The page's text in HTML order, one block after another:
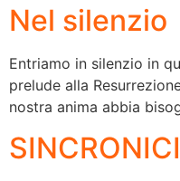
Nel silenzio
Entriamo in silenzio in
prelude alla
nostra anima abbia